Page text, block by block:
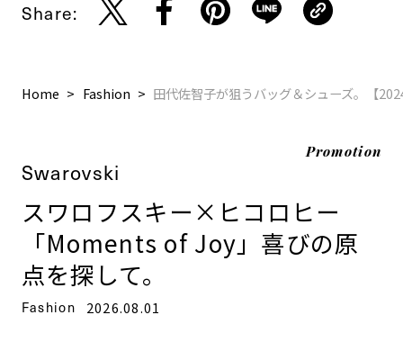
Share:
Home Fashion 田代佐智子が狙うバッグ＆シューズ。【
Promotion
Swarovski
スワロフスキー×ヒコロヒー
「Moments of Joy」喜びの原
点を探して。
Fashion 2026.08.01